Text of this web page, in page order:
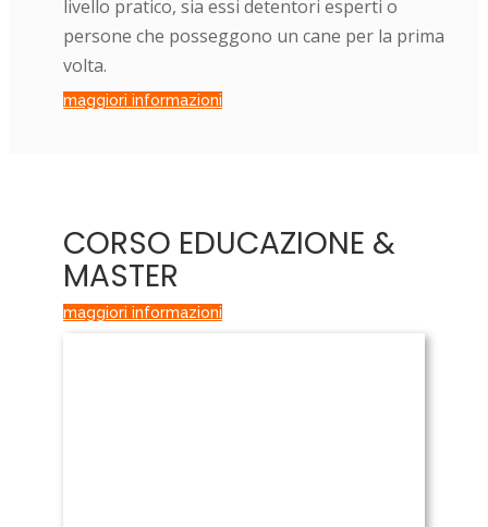
livello pratico, sia essi detentori esperti o
persone che posseggono un cane per la prima
volta.
maggiori informazioni
CORSO EDUCAZIONE &
MASTER
maggiori informazioni